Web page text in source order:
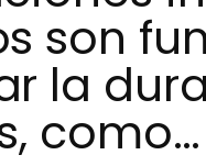
son
la
como…